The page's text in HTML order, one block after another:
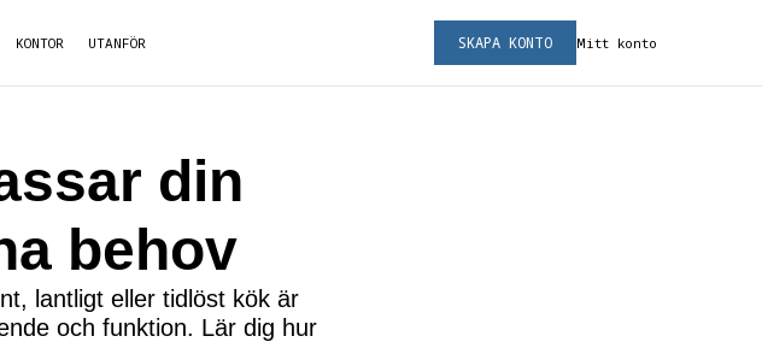
KONTOR UTANFÖR Mitt konto
SKAPA KONTO
din
behov
lantligt eller tidlöst kök är
och funktion. Lär dig hur